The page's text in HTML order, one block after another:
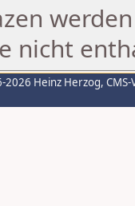
nicht
2026 Heinz Herzog,